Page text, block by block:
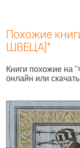
Похожие
ШВЕЦА]"
Книги похожие
онлайн или